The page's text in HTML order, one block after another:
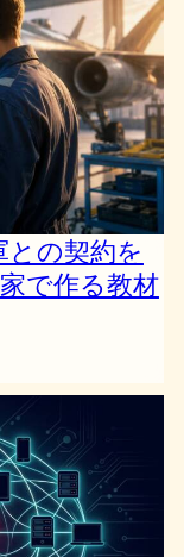
との契約を
で作る教材